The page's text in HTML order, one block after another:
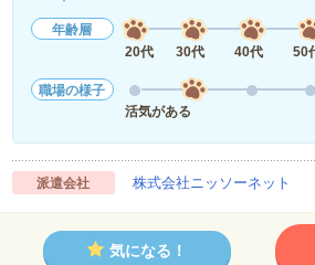
年齢層
20代
30代 40代 50
職場の様子
活気がある
派遣会社 株式会社ニッソーネット
気になる！